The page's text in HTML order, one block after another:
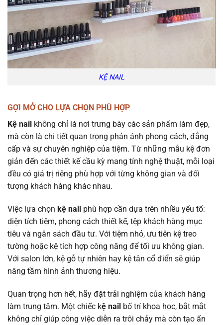
KỆ NAIL
GỢI MỞ CHO LỰA CHỌN PHÙ HỢP
Kệ nail không chỉ là nơi trưng bày các sản phẩm làm đẹp,
mà còn là chi tiết quan trọng phản ánh phong cách, đẳng
cấp và sự chuyên nghiệp của tiệm. Từ những mẫu kệ đơn
giản đến các thiết kế cầu kỳ mang tính nghệ thuật, mỗi loại
đều có giá trị riêng phù hợp với từng không gian và đối
tượng khách hàng khác nhau.
Việc lựa chọn kệ nail phù hợp cần dựa trên nhiều yếu tố:
diện tích tiệm, phong cách thiết kế, tệp khách hàng mục
tiêu và ngân sách đầu tư. Với tiệm nhỏ, ưu tiên kệ treo
tường hoặc kệ tích hợp công năng để tối ưu không gian.
Với salon lớn, kệ gỗ tự nhiên hay kệ tân cổ điển sẽ giúp
nâng tầm hình ảnh thương hiệu.
Quan trọng hơn hết, hãy đặt trải nghiệm của khách hàng
làm trung tâm. Một chiếc kệ nail bố trí khoa học, bắt mắt
không chỉ giúp công việc diễn ra trôi chảy mà còn tạo ấn